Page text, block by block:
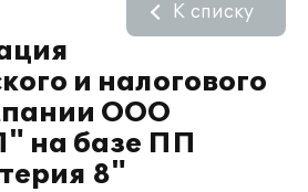
и налогового
ООО
на базе ПП
8"
К списку